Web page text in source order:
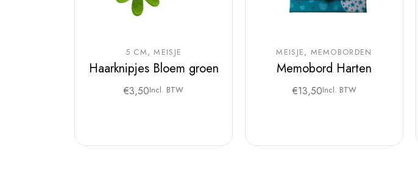
5 CM MEISJE
Haarknipjes Bloem groen
€3,50Incl. BTW
MEISJE MEMOBORDEN
Memobord Harten
€13,50Incl. BTW